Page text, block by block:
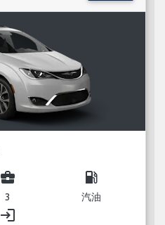
business_center
3
local_gas_station
汽油
login